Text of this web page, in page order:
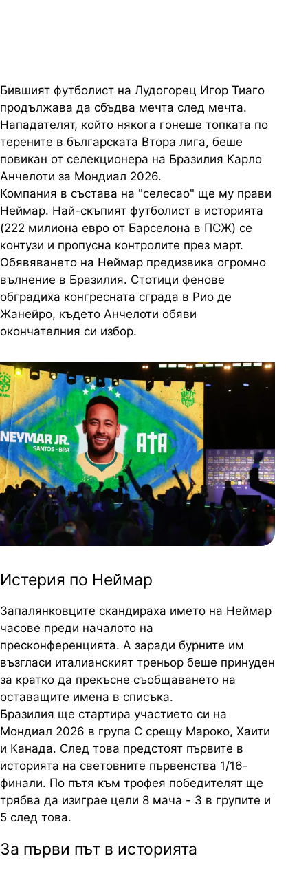
Бившият футболист на Лудогорец Игор Тиаго
продължава да сбъдва мечта след мечта.
Нападателят, който някога гонеше топката по
терените в българската Втора лига, беше
повикан от селекционера на Бразилия Карло
Анчелоти за Мондиал 2026.
Компания в състава на "селесао" ще му прави
Неймар. Най-скъпият футболист в историята
(222 милиона евро от Барселона в ПСЖ) се
контузи и пропусна контролите през март.
Обявяването на Неймар предизвика огромно
вълнение в Бразилия. Стотици фенове
обградиха конгресната сграда в Рио де
Жанейро, където Анчелоти обяви
окончателния си избор.
Истерия по Неймар
Запалянковците скандираха името на Неймар
часове преди началото на
пресконференцията. А заради бурните им
възгласи италианският треньор беше принуден
за кратко да прекъсне съобщаването на
оставащите имена в списъка.
Бразилия ще стартира участието си на
Мондиал 2026 в група С срещу Мароко, Хаити
и Канада. След това предстоят първите в
историята на световните първенства 1/16-
финали. По пътя към трофея победителят ще
трябва да изиграе цели 8 мача - 3 в групите и
5 след това.
За първи път в историята